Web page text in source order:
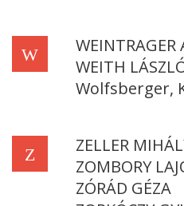
W
WEINTRAGER
WEITH
Wolfsberger,
Z
ZELLER
ZOMBORY
ZÓRÁD GÉZA